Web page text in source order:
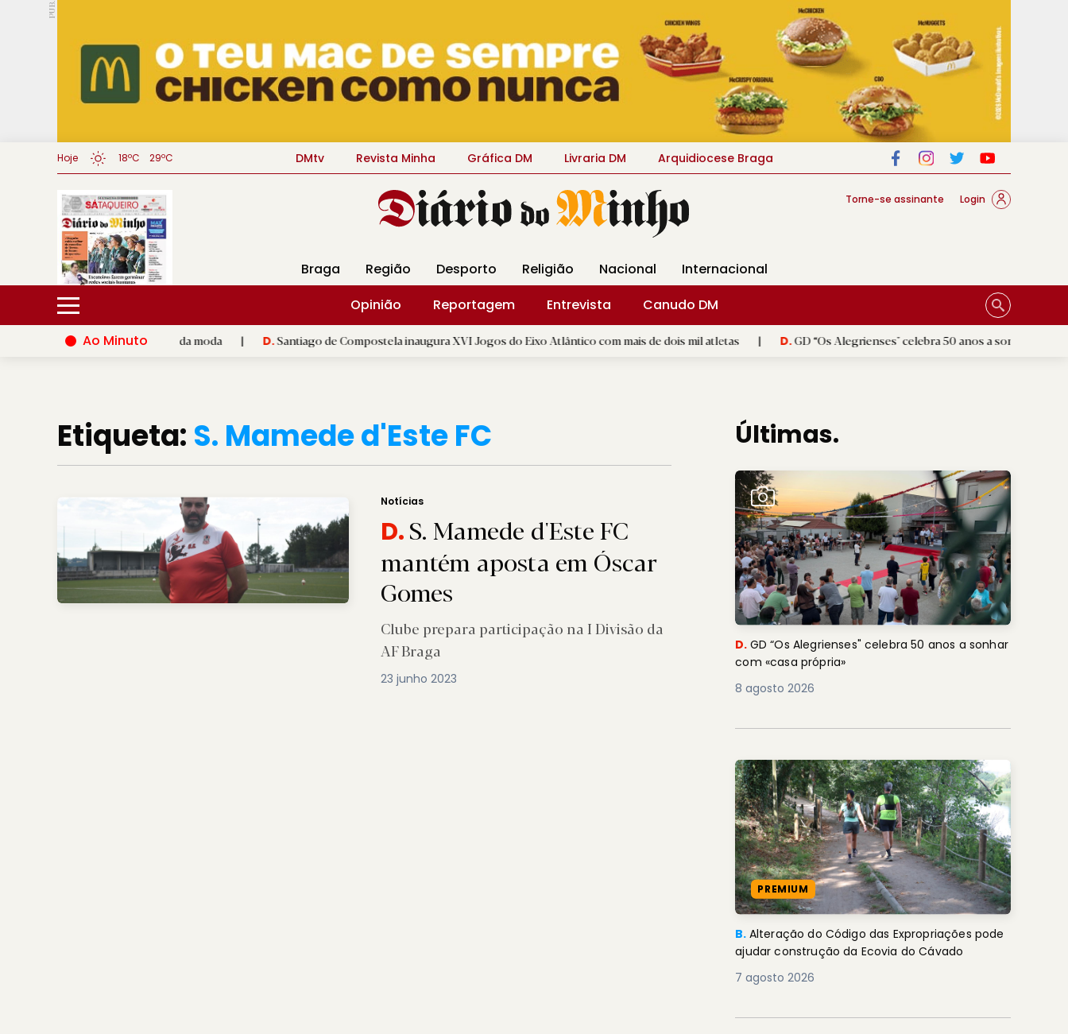
PUB.
Hoje 18ºC 29ºC DMtv Revista Minha Gráfica DM Livraria DM Arquidiocese Braga
Torne-se assinante Login
Braga Região Desporto Religião Nacional
Internacional
Opinião
Reportagem Entrevista
Canudo DM
Ao Minuto
do mundo da moda D.Santiago de Compostela inaugura XVI Jogos do Eixo Atlântico com mais de dois mil atletas | D.GD “Os Alegrienses" celebra 50 anos a sonhar com «casa própria»
Etiqueta: S. Mamede d'Este FC
Notícias
D.S. Mamede d'Este FC
mantém aposta em Óscar
Gomes
Clube prepara participação na I Divisão da
AF Braga
23 junho 2023
Últimas.
D. GD “Os Alegrienses" celebra 50 anos a sonhar
com «casa própria»
8 agosto 2026
PREMIUM
B. Alteração do Código das Expropriações pode
ajudar construção da Ecovia do Cávado
7 agosto 2026